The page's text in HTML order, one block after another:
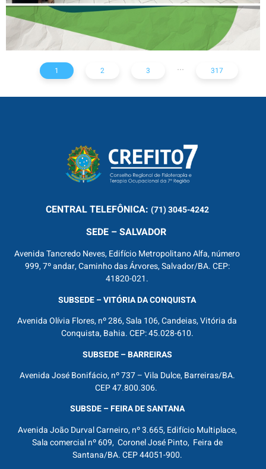
1 2 3 ... 317
CENTRALTELEFÔNICA: (71) 3045-4242
SEDE – SALVADOR
Avenida Tancredo Neves, Edifício Metropolitano Alfa, número
999, 7º andar, Caminho das Árvores, Salvador/BA. CEP:
41820-021.
SUBSEDE – VITÓRIA DA CONQUISTA
Avenida Olívia Flores, nº 286, Sala 106, Candeias, Vitória da
Conquista, Bahia. CEP: 45.028-610.
SUBSEDE – BARREIRAS
Avenida José Bonifácio, nº 737 – Vila Dulce, Barreiras/BA.
CEP 47.800.306.
SUBSDE – FEIRA DE SANTANA
Avenida João Durval Carneiro, nº 3.665, Edifício Multiplace,
Sala comercial nº 609, Coronel José Pinto, Feira de
Santana/BA. CEP 44051-900.